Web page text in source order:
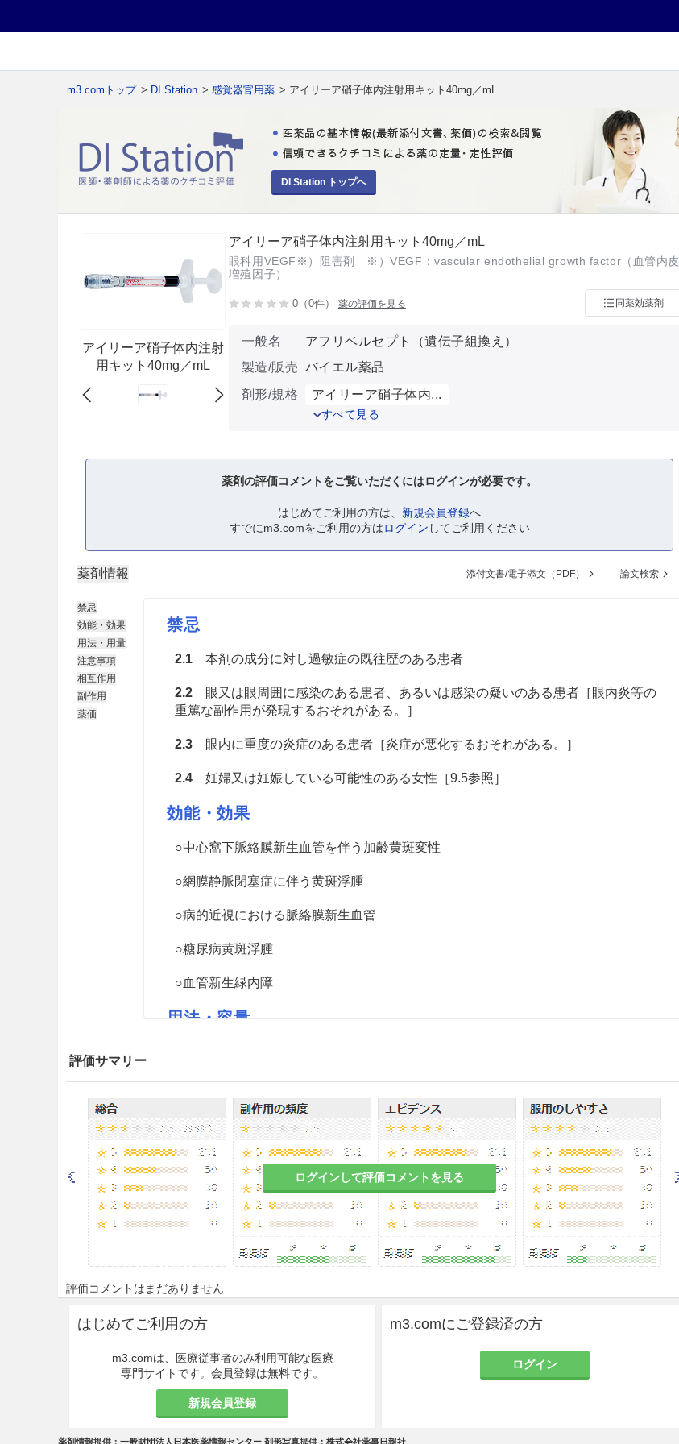
m3.comトップ > DI Station > 感覚器官用薬 > アイリーア硝子体内注射用キット40mg／mL
DI Station トップへ
アイリーア硝子体内注射
用キット40mg／mL
アイリーア硝子体内注射用キット40mg／mL
眼科用VEGF※）阻害剤 ※）VEGF：vascular endothelial growth factor（血管内皮
増殖因子）
0（0件） 薬の評価を見る 同薬効薬剤
一般名
アフリベルセプト（遺伝子組換え）
製造/販売 バイエル薬品
剤形/規格
アイリーア硝子体内...
すべて見る
薬剤の評価コメントをご覧いただくにはログインが必要です。
はじめてご利用の方は、 新規会員登録へ
すでにm3.comをご利用の方はログイン してご利用ください
薬剤情報 添付文書/電子添文（PDF） 論文検索
禁忌
効能・効果
用法・用量
注意事項
相互作用
副作用
薬価
禁忌
2.1本剤の成分に対し過敏症の既往歴のある患者
2.2眼又は眼周囲に感染のある患者、あるいは感染の疑いのある患者［眼内炎等の
重篤な副作用が発現するおそれがある。］
2.3眼内に重度の炎症のある患者［炎症が悪化するおそれがある。］
2.4妊婦又は妊娠している可能性のある女性［9.5参照］
効能・効果
○中心窩下脈絡膜新生血管を伴う加齢黄斑変性
○網膜静脈閉塞症に伴う黄斑浮腫
○病的近視における脈絡膜新生血管
○糖尿病黄斑浮腫
○血管新生緑内障
用法・容量
アフリベルセプト（遺伝子組換え）として2mg（0.05mL）を1ヵ月ごとに1回、連
続3回（導入期）硝子体内投与する。その後の維持期においては、通常、2ヵ月ご
とに1回、硝子体内投与する。なお、症状により投与間隔を適宜調節するが、1ヵ
月以上あけること。
＜網膜静脈閉塞症に伴う黄斑浮腫、病的近視における脈絡膜新生血管＞
アフリベルセプト（遺伝子組換え）として1回あたり2mg（0.05mL）を硝子体内投
与する。投与間隔は、1ヵ月以上あけること。
＜糖尿病黄斑浮腫＞
アフリベルセプト（遺伝子組換え）として2mg（0.05mL）を1ヵ月ごとに1回、連
なお、症状により投与間隔を適宜調節するが、1ヵ月以上あけること。
＜血管新生緑内障＞
アフリベルセプト（遺伝子組換え）として1回、2mg（0.05mL）を硝子体内投与す
る。なお、必要な場合は再投与できるが、1ヵ月以上の間隔をあけること。
評価サマリー
ログインして評価コメントを見る
評価コメントはまだありません
はじめてご利用の方
m3.comは、医療従事者のみ利用可能な医療
専門サイトです。会員登録は無料です。
新規会員登録
m3.comにご登録済の方
ログイン
薬剤情報提供：一般財団法人日本医薬情報センター 剤形写真提供：株式会社薬事日報社